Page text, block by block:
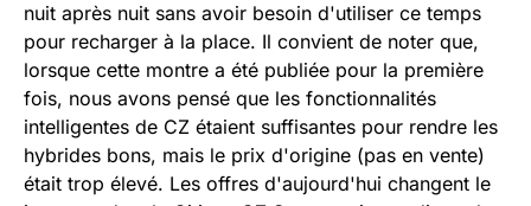
nuit après nuit sans avoir besoin d'utiliser ce temps
pour recharger à la place. Il convient de noter que,
lorsque cette montre a été publiée pour la première
fois, nous avons pensé que les fonctionnalités
intelligentes de CZ étaient suffisantes pour rendre les
hybrides bons, mais le prix d'origine (pas en vente)
était trop élevé. Les offres d'aujourd'hui changent le